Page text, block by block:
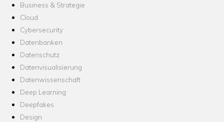
Business & Strategie
Cloud
Cybersecurity
Datenbanken
Datenschutz
Datenvisualisierung
Datenwissenschaft
Deep Learning
Deepfakes
Design